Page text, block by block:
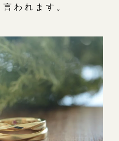
われます。